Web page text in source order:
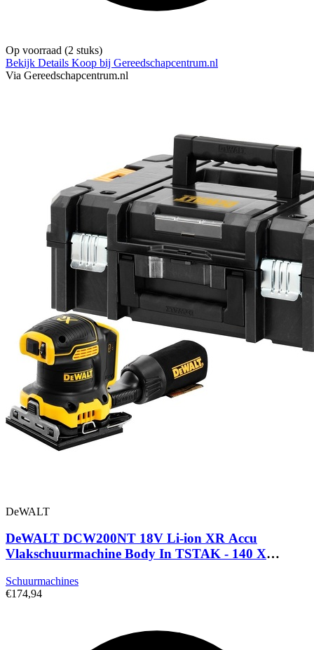
Op voorraad (2 stuks)
Bekijk Details Koop bij Gereedschapcentrum.nl
Via Gereedschapcentrum.nl
DeWALT
DeWALT DCW200NT 18V Li-ion XR Accu
Vlakschuurmachine Body In TSTAK - 140 X
Schuurmachines
€174,94